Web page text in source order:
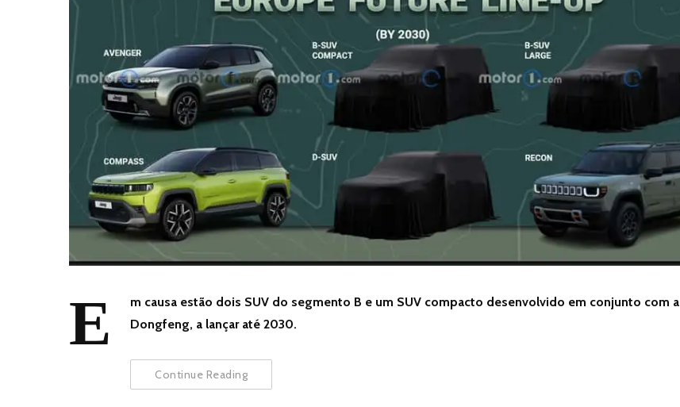
E
m causa estão dois SUV do segmento B e um SUV compacto desenvolvido em conjunto com a
Dongfeng, a lançar até 2030.
Continue Reading